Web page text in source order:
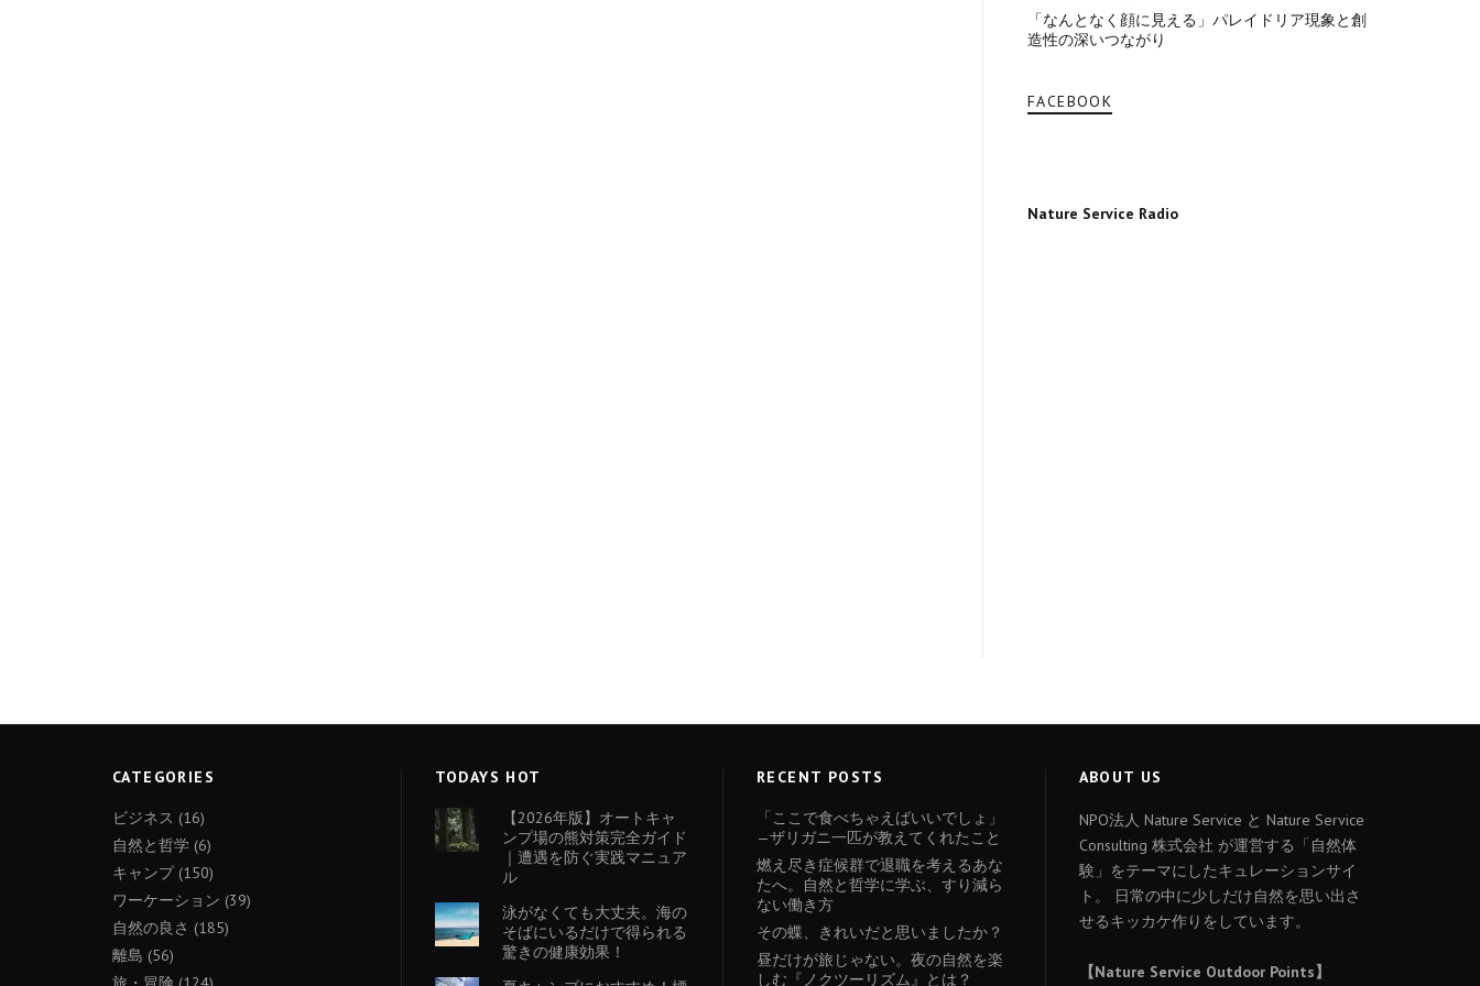
「なんとなく顔に見える」パレイドリア現象と創
造性の深いつながり
FACEBOOK
Nature Service Radio
CATEGORIES
ビジネス (16)
自然と哲学 (6)
キャンプ(150)
ワーケーション (39)
自然の良さ (185)
離島 (56)
TODAYS HOT
【2026年版】オートキャ
ンプ場の熊対策完全ガイド
｜遭遇を防ぐ実践マニュア
ル
泳がなくても大丈夫。海の
そばにいるだけで得られる
驚きの健康効果！
RECENT POSTS
「ここで食べちゃえばいいでしょ」
—ザリガニ一匹が教えてくれたこと
燃え尽き症候群で退職を考えるあな
たへ。自然と哲学に学ぶ、すり減ら
ない働き方
その蝶、きれいだと思いましたか？
昼だけが旅じゃない。夜の自然を楽
しむ『ノクツーリズム』とは？
ABOUT US
NPO法人 Nature Service と Nature Service
Consulting 株式会社 が運営する「自然体
験」をテーマにしたキュレーションサイ
ト。 日常の中に少しだけ自然を思い出さ
せるキッカケ作りをしています。
【Nature Service Outdoor Points】